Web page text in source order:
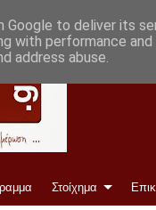
Στοίχημα
to deliver its
with performance
address abuse.